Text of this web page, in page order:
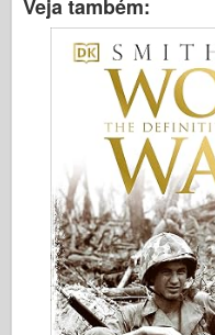
Veja também: